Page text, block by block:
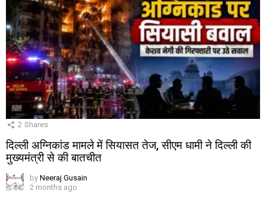
2 Shares
दिल्ली अग्निकांड मामले में सियासत तेज, सीएम धामी ने दिल्ली की
मुख्यमंत्री से की बातचीत
by Neeraj Gusain
2 months ago